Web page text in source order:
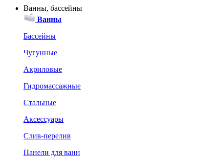
Ванны, бассейны
Ванны
Бассейны
Чугунные
Акриловые
Гидромассажные
Стальные
Аксессуары
Слив-перелив
Панели для ванн